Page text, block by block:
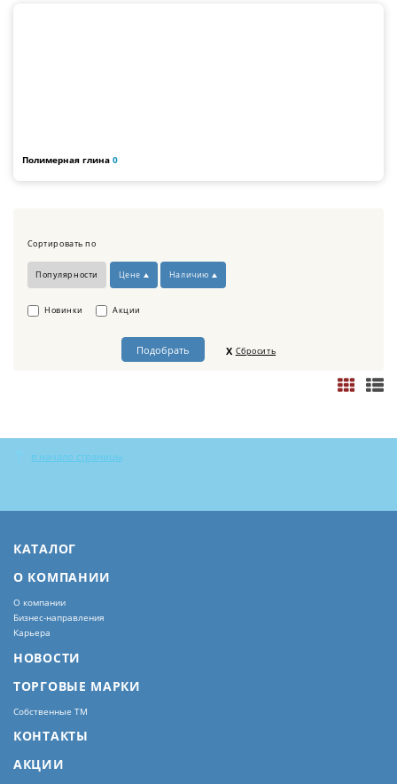
Полимерная глина0
Сортировать по
Популярности Цене Наличию
Сбросить
Новинки Акции
в начало страницы
КАТАЛОГ
О КОМПАНИИ
О компании
Бизнес-направления
Карьера
НОВОСТИ
ТОРГОВЫЕ МАРКИ
Собственные ТМ
КОНТАКТЫ
АКЦИИ